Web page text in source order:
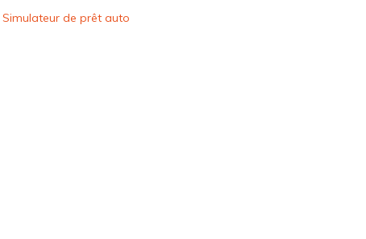
Simulateur de prêt auto